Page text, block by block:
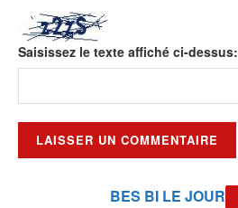
Saisissez le texte affiché ci-dessus:
BES BI LE JOUR